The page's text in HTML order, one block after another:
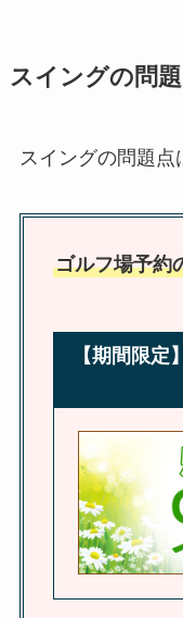
スイングの問
スイングの問題点
ゴルフ場予約
【期間限定